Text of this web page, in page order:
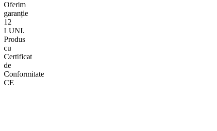
Oferim
garanție
12
LUNI.
Produs
cu
Certificat
de
Conformitate
CE